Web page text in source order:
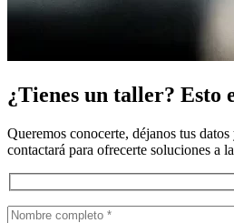
¿Tienes un taller? Esto
Queremos conocerte, déjanos tus
contactará para ofrecerte soluciones a